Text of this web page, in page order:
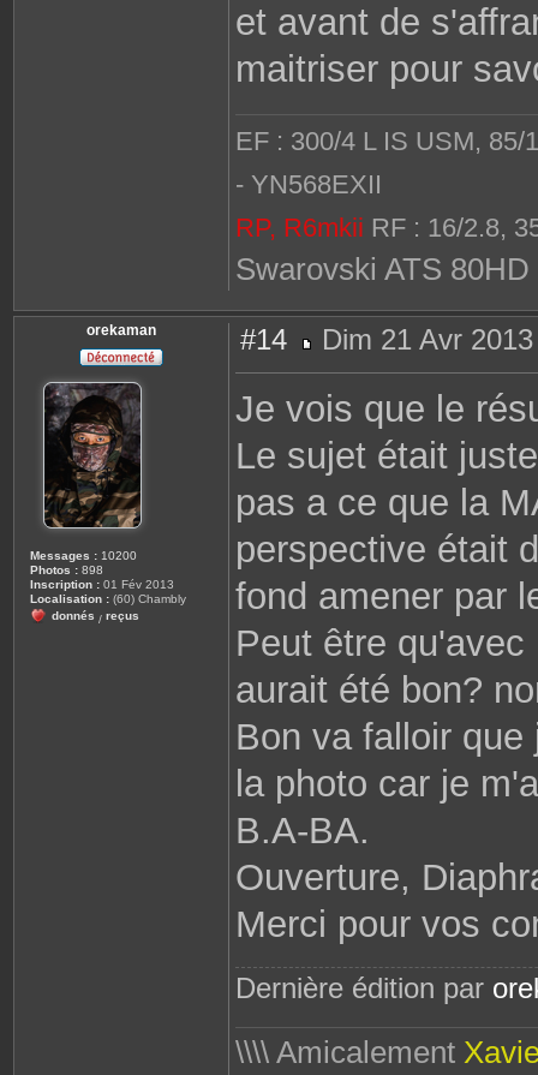
et avant de
maitriser pour
EF : 300/4 L IS USM,
- YN568EXII
RP, R6mkii RF : 16/2.8,
Swarovski ATS
orekaman
Messages : 10200
Photos : 898
Inscription : 01 Fév 2013
Localisation : (60) Chambly
donnés / reçus
#14
e
s
a
Dim 21 Avr
Je vois que le
Le sujet était
pas a ce que la
perspective était
fond amener par
Peut être
aurait été bon?
Bon va falloir
la photo car je
B.A-BA.
Ouverture,
Merci pour vos
Dernière édition par
\\\\ Amicalement